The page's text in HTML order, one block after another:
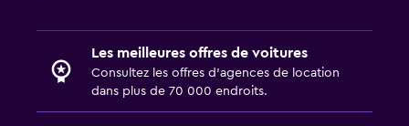
Les meilleures offres de voitures
Consultez les offres d’agences de location
dans plus de 70 000 endroits.